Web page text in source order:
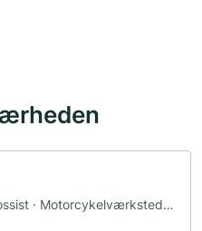
· Motorcykelværksted ·